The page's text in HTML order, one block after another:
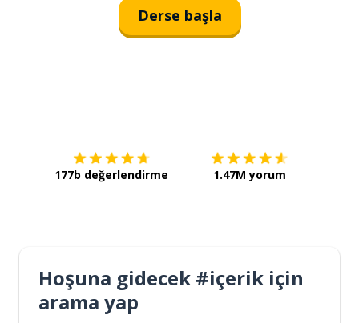
Derse başla
177b değerlendirme 1.47M yorum
Hoşuna gidecek #içerik için
arama yap